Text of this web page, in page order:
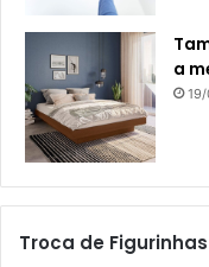
a
Troca de Figurinhas